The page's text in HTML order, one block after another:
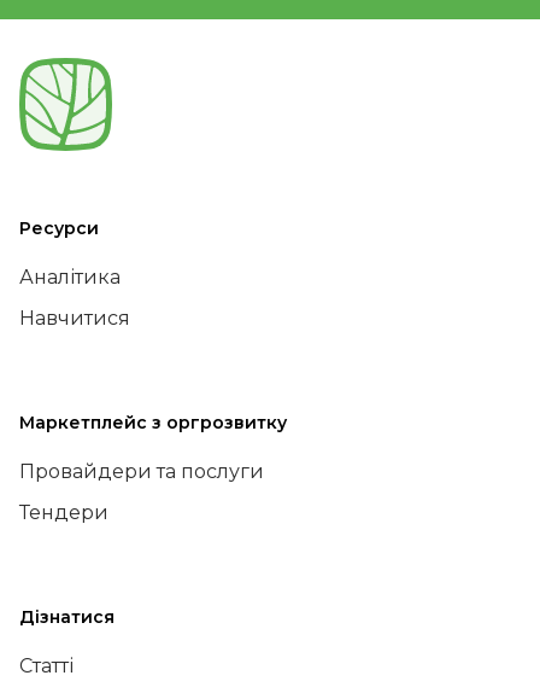
Ресурси
Аналітика
Навчитися
Маркетплейс з оргрозвитку
Провайдери та послуги
Тендери
Дізнатися
Статті